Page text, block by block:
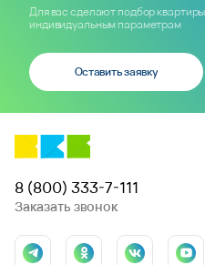
Для вас сделают подбор
индивидуальным параметрам
Оставить заявку
8 (800) 333-7-111
Заказать звонок